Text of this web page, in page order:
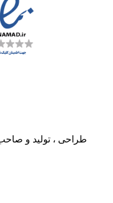
طراحی ، تولید و